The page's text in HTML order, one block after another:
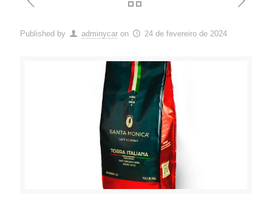
Published by adminycar on 24 de fevereiro de 2024